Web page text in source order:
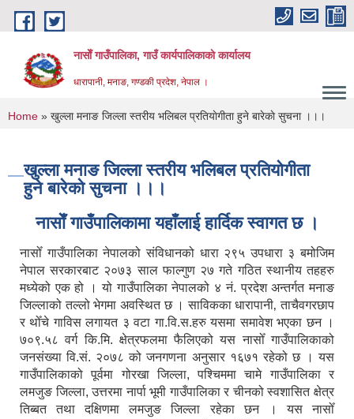
Skip to main content
नासाेँ गाउँपालिका, गाउँ कार्यपालिकाकाे कार्यालय
धारापानी, मनाङ, गण्डकी प्रदेश, नेपाल ।
You are here
Home » खुल्ला मनाङ जिल्ला स्तरीय भलिबल प्रतियाेगीता हुने बारेकाे सुचना ।।।
खुल्ला मनाङ जिल्ला स्तरीय भलिबल प्रतियाेगीता
हुने बारेकाे सुचना ।।।
नासाेँ गाउँपालिकामा यहाँलाई हार्दिक स्वागत छ ।
नासोँ गाउँपालिका नेपालको संविधानको धारा २९५ उपधारा ३ बमोजिम
नेपाल सरकारबाट २०७३ साल फाल्गुण २७ गते गठित स्थानीय तहहरु
मध्येको एक हो । यो गाउँपालिका नेपालको ४ नं. प्रदेश अन्तर्गत मनाङ
जिल्लाको तल्लो भेगमा अवस्थित छ । साविकका धारापानी‚ ताचैवगरछाप
र थोँचे गाविस लगायत ३ वटा गा.वि.स.हरु यसमा समावेश भएका छन ।
७०९.५८ वर्ग कि.मि. क्षेत्रफलमा फैलिएको यस नासोँ गाउँपालिकाको
जनसंख्या वि.सं. २०७८ को जनगणना अनुसार १६७१ रहेको छ । यस
गाउँपालिकाको पूर्वमा गोरखा जिल्ला, पश्चिममा चामे गाउँपालिका र
लमजुङ जिल्ला, उत्तरमा नार्पा भूमी गाउँपालिका र चीनको स्वशासित क्षेत्र
तिब्बत तथा दक्षिणमा लमजुङ जिल्ला रहेका छन । यस नासोँ